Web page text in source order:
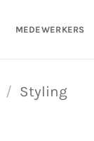
MEDEWERKERS
/ Styling